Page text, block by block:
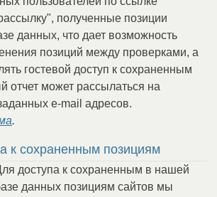
полученные позиции
данных, что дает возможность
позиций между проверками, а
гостевой доступ к сохраненным
отчет может рассылаться на
e-mail адресов.
.
к сохраненным позициям
доступа к сохраненным в нашей
данных позициям сайтов мы